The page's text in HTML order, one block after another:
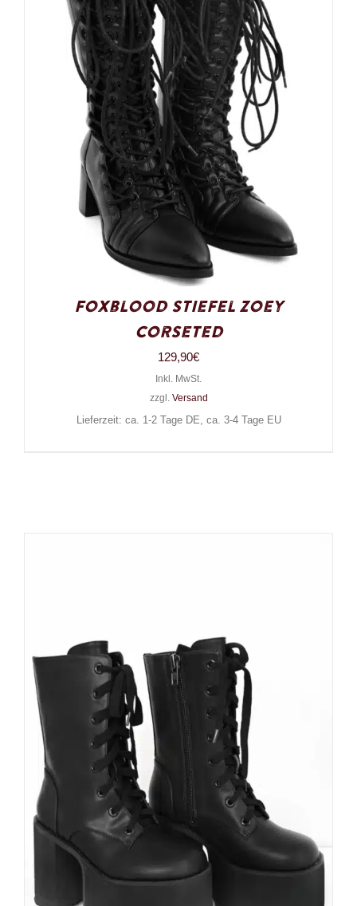
Foxblood Stiefel Zoey
Corseted
129,90€
Inkl. MwSt.
zzgl. Versand
Lieferzeit: ca. 1-2 Tage DE, ca. 3-4 Tage EU